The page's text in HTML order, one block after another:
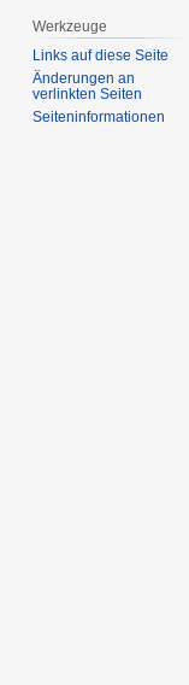
Werkzeuge
Links auf diese Seite
Änderungen an
verlinkten Seiten
Seiten­­informationen